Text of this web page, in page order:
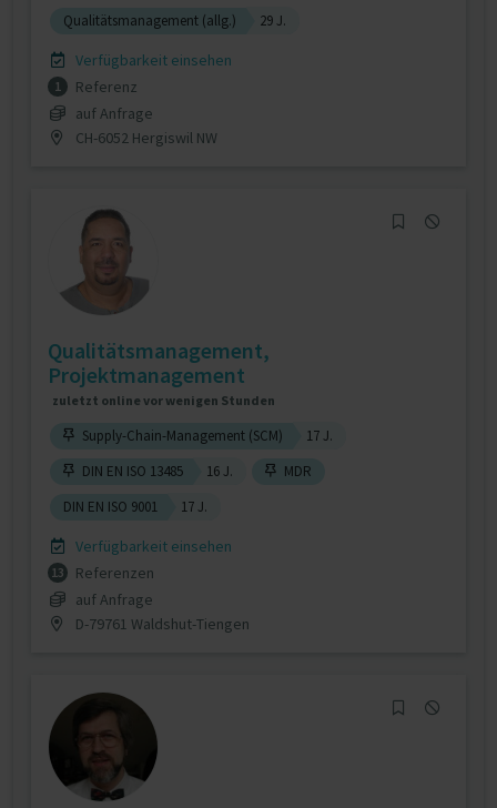
Qualitätsmanagement (allg.)
29 J.
Verfügbarkeit einsehen
1
Referenz
auf Anfrage
CH-6052 Hergiswil NW
Qualitätsmanagement,
Projektmanagement
zuletzt online vor wenigen Stunden
Supply-Chain-Management (SCM)
17 J.
DIN EN ISO 13485
16 J.
MDR
DIN EN ISO 9001
17 J.
Verfügbarkeit einsehen
13
Referenzen
auf Anfrage
D-79761 Waldshut-Tiengen